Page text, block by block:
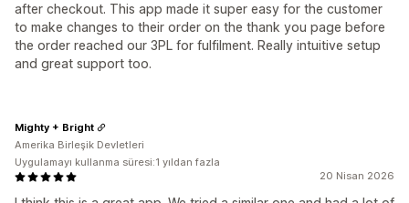
after checkout. This app made it super easy for the customer
to make changes to their order on the thank you page before
the order reached our 3PL for fulfilment. Really intuitive setup
and great support too.
20 Nisan 2026
Mighty + Bright
Amerika Birleşik Devletleri
Uygulamayı kullanma süresi:1 yıldan fazla